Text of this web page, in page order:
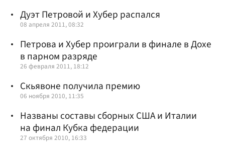
Дуэт Петровой и Хубер распался
08 апреля 2011, 08:32
Петрова и Хубер проиграли в финале в Дохе
в парном разряде
26 февраля 2011, 18:12
Скьявоне получила премию
06 ноября 2010, 11:35
Названы составы сборных США и Италии
на финал Кубка федерации
27 октября 2010, 16:33